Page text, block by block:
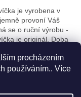
procházením
používáním.. Více
je vyrobena v
provoní Váš
se o ruční výrobu -
je originál. Doba